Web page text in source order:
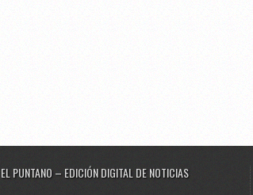
EL PUNTANO – EDICIÓN DIGITAL DE NOTICIAS